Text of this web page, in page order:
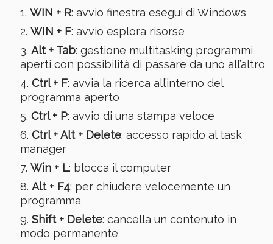
WIN + R: avvio finestra esegui di Windows
WIN + F: avvio esplora risorse
Alt + Tab: gestione multitasking programmi
aperti con possibilità di passare da uno all’altro
Ctrl + F: avvia la ricerca all’interno del
programma aperto
Ctrl + P: avvio di una stampa veloce
Ctrl + Alt + Delete: accesso rapido al task
manager
Win + L: blocca il computer
Alt + F4: per chiudere velocemente un
programma
Shift + Delete: cancella un contenuto in
modo permanente